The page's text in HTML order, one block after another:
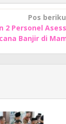
Pos
2 Personel
Banjir di